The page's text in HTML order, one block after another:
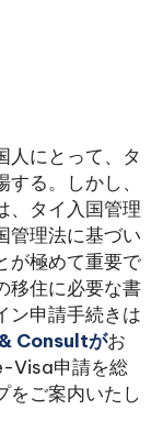
人にとって、タ
る。しかし、
、タイ入国管理
管理法に基づい
が極めて重要で
移住に必要な書
ン申請手続きは
Consultがお
Visa申請を総
をご案内いたし